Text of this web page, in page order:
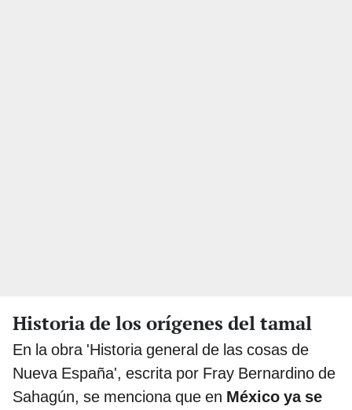
Historia de los orígenes del tamal
En la obra 'Historia general de las cosas de
Nueva España', escrita por Fray Bernardino de
Sahagún, se menciona que en México ya se